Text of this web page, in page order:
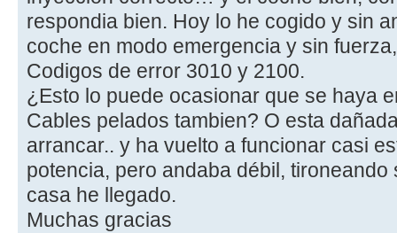
respondia bien. Hoy lo he cogido y sin
coche en modo emergencia y sin
Codigos de error 3010 y 2100.
¿Esto lo puede ocasionar que se haya
Cables pelados tambien? O esta
arrancar.. y ha vuelto a funcionar casi
potencia, pero andaba débil, tironeando
casa he llegado.
Muchas gracias